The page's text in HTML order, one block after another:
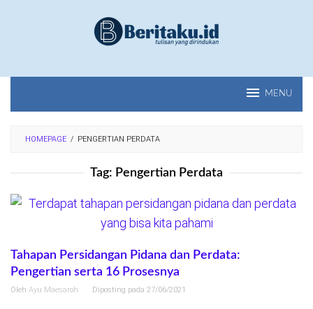
MENU
HOMEPAGE / PENGERTIAN PERDATA
Tag: Pengertian Perdata
Tahapan Persidangan Pidana dan Perdata:
Pengertian serta 16 Prosesnya
Oleh Ayu Maesaroh Diposting pada 27/06/2021